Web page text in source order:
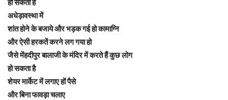
हो सकता है
अधेड़ावस्था में
शांत होने के बजाये और भड़क गई हो कामाग्नि
और ऐसी हरकतें करने लग गया हो
जैसे मेंहदीपुर बालाजी के मंदिर में करते हैं कुछ लोग
हो सकता है
शेयर मार्केट में लगाए हों पैसे
और बिना फावड़ा चलाए